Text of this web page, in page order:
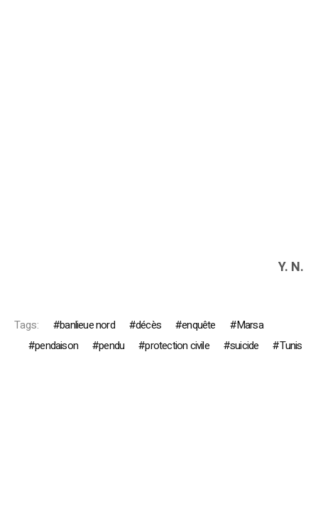
Y. N.
Tags: banlieue nord décès enquête
Marsa
pendaison
pendu protection civile suicide Tunis